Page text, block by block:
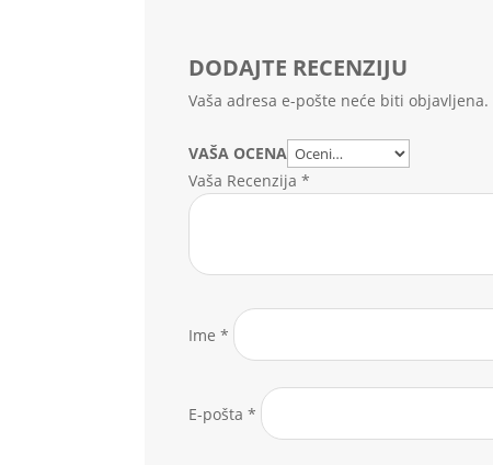
DODAJTE RECENZIJU
Vaša adresa e-pošte neće biti objavljena.
VAŠA OCENA
Vaša Recenzija *
Ime *
E-pošta *